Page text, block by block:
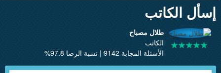
إسأل الكاتب
طلال مصباح
الكاتب
الأسئلة المجابة 9142 | نسبة الرضا 97.8%